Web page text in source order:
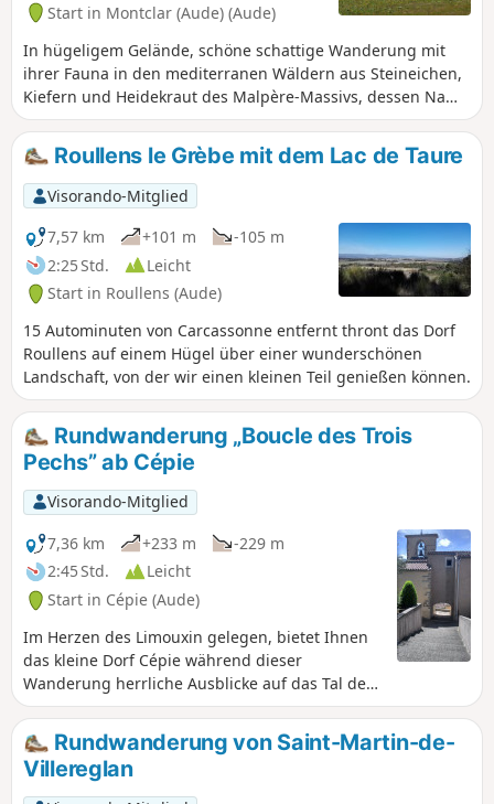
Start in Montclar (Aude) (Aude)
In hügeligem Gelände, schöne schattige Wanderung mit
ihrer Fauna in den mediterranen Wäldern aus Steineichen,
Kiefern und Heidekraut des Malpère-Massivs, dessen Name
„schlechter Stein” bedeutet. Kleines Dorf in Rundbauweise
auf einem Felsvorsprung inmitten einer grünen und
ruhigen Umgebung.
Roullens le Grèbe mit dem Lac de Taure
Visorando-Mitglied
7,57 km
+101 m
-105 m
2:25 Std.
Leicht
Start in Roullens (Aude)
15 Autominuten von Carcassonne entfernt thront das Dorf
Roullens auf einem Hügel über einer wunderschönen
Landschaft, von der wir einen kleinen Teil genießen können.
Rundwanderung „Boucle des Trois
Pechs” ab Cépie
Visorando-Mitglied
7,36 km
+233 m
-229 m
2:45 Std.
Leicht
Start in Cépie (Aude)
Im Herzen des Limouxin gelegen, bietet Ihnen
das kleine Dorf Cépie während dieser
Wanderung herrliche Ausblicke auf das Tal der
Aude.
Rundwanderung von Saint-Martin-de-
Villereglan